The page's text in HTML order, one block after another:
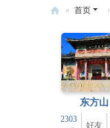
» 首页 ›
东方山
2303
好友